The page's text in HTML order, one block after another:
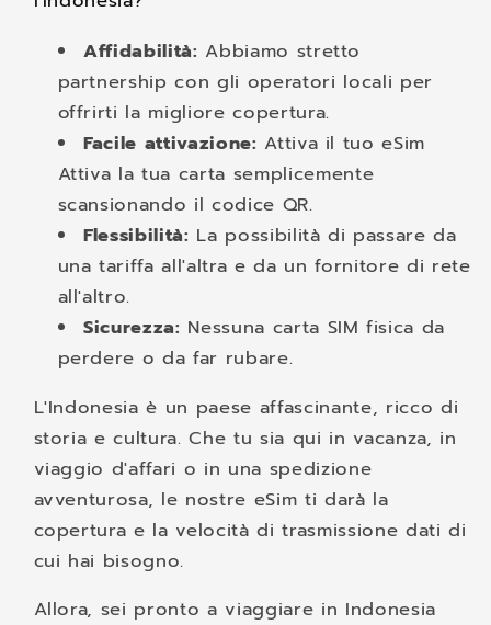
Affidabilità: Abbiamo stretto
partnership con gli operatori locali per
offrirti la migliore copertura.
Facile attivazione: Attiva il tuo eSim
Attiva la tua carta semplicemente
scansionando il codice QR.
Flessibilità: La possibilità di passare da
una tariffa all'altra e da un fornitore di rete
all'altro.
Sicurezza: Nessuna carta SIM fisica da
perdere o da far rubare.
L'Indonesia è un paese affascinante, ricco di
storia e cultura. Che tu sia qui in vacanza, in
viaggio d'affari o in una spedizione
avventurosa, le nostre eSim ti darà la
copertura e la velocità di trasmissione dati di
cui hai bisogno.
Allora, sei pronto a viaggiare in Indonesia